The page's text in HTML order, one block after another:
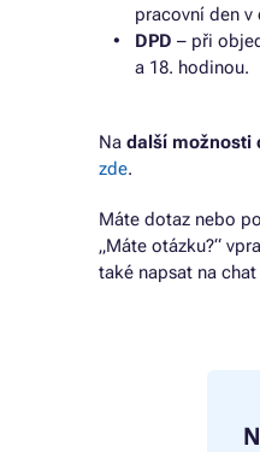
pracovní den v
DPD – při
a 18. hodinou.
Na další možnosti
zde.
Máte dotaz nebo
„Máte otázku?“
také napsat na